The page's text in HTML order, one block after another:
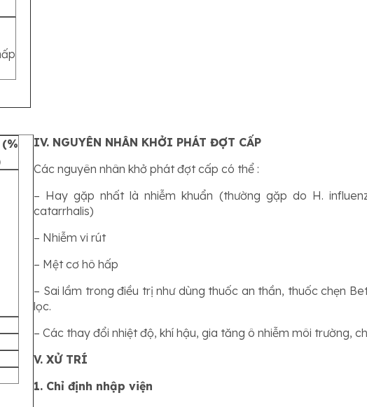
IV. NGUYÊN NHÂN KHỞI PHÁT ĐỢT CẤP
Các nguyên nhân khở phát đợt cấp có thể :
– Hay gặp nhất là nhiễm khuẩn (thường gặp do H.
catarrhalis)
– Nhiễm vi rút
– Mệt cơ hô hấp
– Sai lầm trong điều trị như dùng thuốc an thần, thuốc chẹn
lọc.
– Các thay đổi nhiệt độ, khí hậu, gia tăng ô nhiễm môi trường,
V. XỬ TRÍ
1. Chỉ định nhập viện